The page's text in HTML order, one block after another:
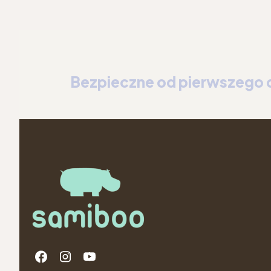
Bezpieczne od pierwszego